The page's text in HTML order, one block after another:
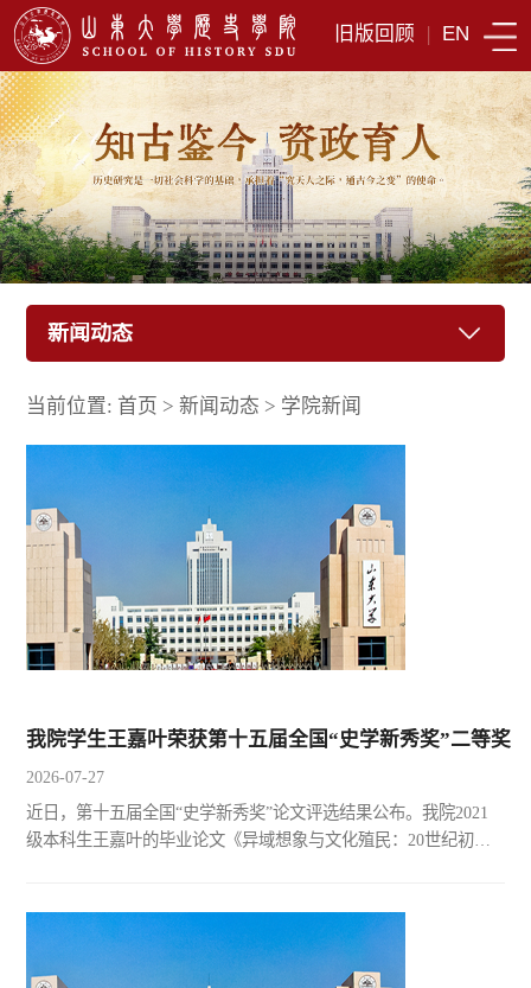
旧版回顾 | EN
新闻动态
当前位置: 首页 >新闻动态 > 学院新闻
我院学生王嘉叶荣获第十五届全国“史学新秀奖”二等奖
2026-07-27
近日，第十五届全国“史学新秀奖”论文评选结果公布。我院2021
级本科生王嘉叶的毕业论文《异域想象与文化殖民：20世纪初英
象，探讨了文学叙事与帝国话语之间的关系，以及西方文学对中
国形象建构的影响。文章指出，英国义和团小说并非对历史事件
的简单再现，而是在特定历史语境和文化观念影响下，通过对历